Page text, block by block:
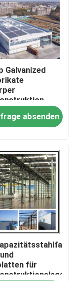
Galvanized
absenden
für